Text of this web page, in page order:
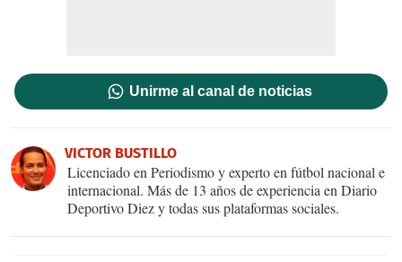
Unirme al canal de noticias
VICTOR BUSTILLO
Licenciado en Periodismo y experto en fútbol nacional e
internacional. Más de 13 años de experiencia en Diario
Deportivo Diez y todas sus plataformas sociales.